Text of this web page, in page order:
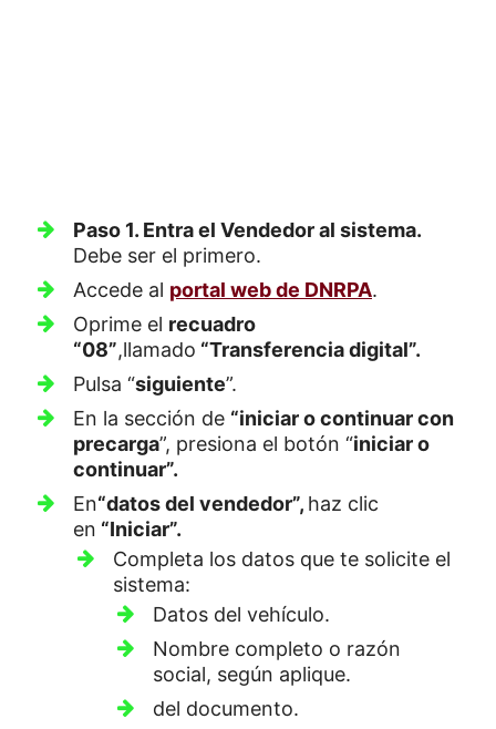
Paso 1. Entra el Vendedor al sistema.
Debe ser el primero.
Accede al portal web de DNRPA.
Oprime el recuadro
“08”,llamado “Transferencia digital”.
Pulsa “siguiente”.
En la sección de “iniciar o continuar con
precarga”, presiona el botón “iniciar o
continuar”.
En“datos del vendedor”, haz clic
en “Iniciar”.
Completa los datos que te solicite el
sistema:
Datos del vehículo.
Nombre completo o razón
social, según aplique.
del documento.